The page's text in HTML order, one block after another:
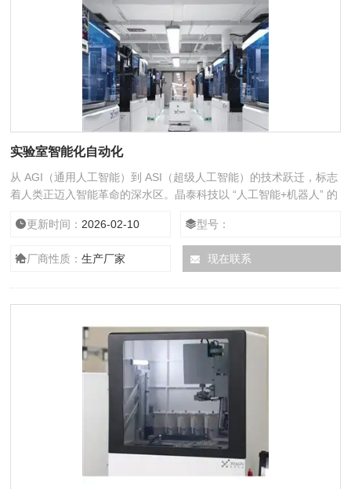
实验室智能化自动化
从 AGI（通用人工智能）到 ASI（超级人工智能）的技术跃迁，标志
着人类正迈入智能革命的深水区。晶泰科技以 “人工智能+机器人” 的
数据流，为 AI 模型训练提供大量真实场景样本，加速算法从经验学
习向因果推理进化，重新定义智能时代的科研范式。
更新时间： 2026-02-10 型号：
厂商性质：生产厂家 现在联系